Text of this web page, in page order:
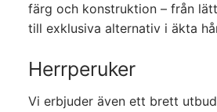
färg och konstruktion – från
till exklusiva alternativ i äkta
Herrperuker
Vi erbjuder även ett brett